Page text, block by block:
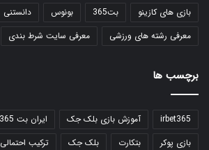
بازی های کازینو
بت365 بونوس دانستنی
معرفی رشته های ورزشی
معرفی سایت شرط بندی
برچسب ها
irbet365 آموزش بازی بلک جک ایران بت 365
بازی پوکر
بتکارت بلک جک
ترکیب احتمالی